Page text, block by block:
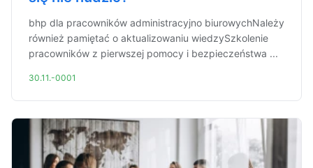
bhp dla pracowników administracyjno biurowychNależy
również pamiętać o aktualizowaniu wiedzySzkolenie
pracowników z pierwszej pomocy i bezpieczeństwa ...
30.11.-0001